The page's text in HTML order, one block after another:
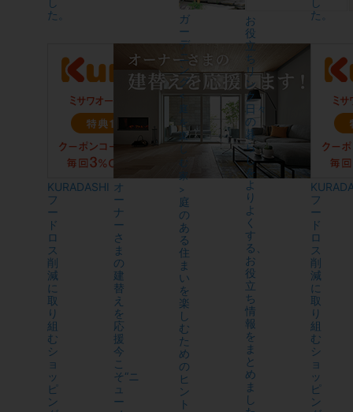
た。
KURADASHI
フ
ー
ド
ロ
ス
削
減
に
取
り
組
む
シ
ョ
ッ
ピ
ン
オ
ー
ナ
ー
さ
ま
の
建
替
え
を
応
援
今
こ
そ“ニ
ュ
ー
ガ
ー
デ
ニ
ン
グ
<
楽
>
庭
の
あ
る
住
ま
い
を
楽
し
む
た
め
の
ヒ
ン
ト
お
役
立
ち
リ
ン
ク
日々
の
暮
ら
し
を
よ
り
よ
く
す
る、
お
役
立
ち
情
報
を
ま
と
め
ま
し
た。
フ
ー
ド
ロ
ス
削
減
に
取
り
組
む
シ
ョ
ッ
ピ
ン